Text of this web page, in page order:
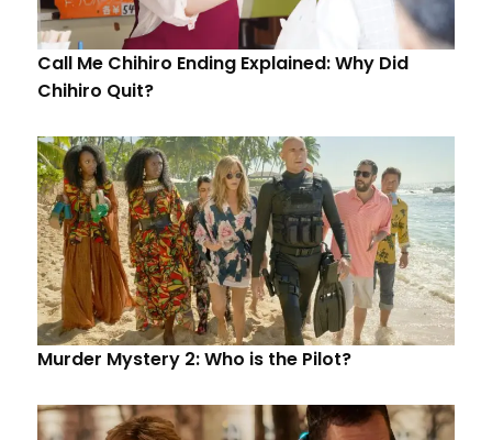
Call Me Chihiro Ending Explained: Why Did
Chihiro Quit?
Murder Mystery 2: Who is the Pilot?